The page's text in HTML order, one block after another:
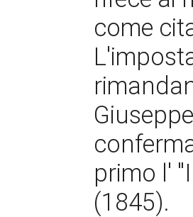
come
primo l'
(1845).